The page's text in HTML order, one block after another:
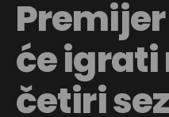
će igrati
četiri